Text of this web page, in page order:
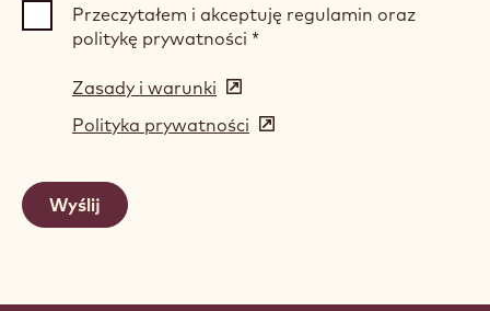
Przeczytałem i akceptuję regulamin oraz
politykę prywatności *
Zasady i warunki (opens
a
Polityka prywatności (opens